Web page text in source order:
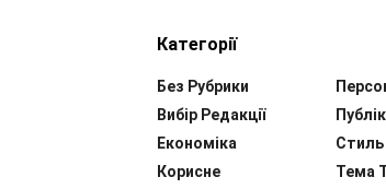
Категорії
Без Рубрики
Вибір Редакції
Економіка
Корисне
Тема